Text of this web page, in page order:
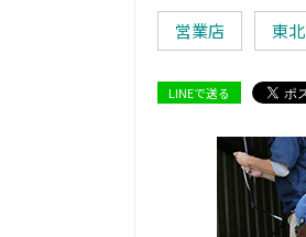
営業店 東北
LINEで送る